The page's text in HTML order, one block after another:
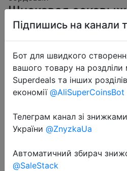
Шнековая
KT-1101-2,
4792
Перейти до
Підпишись на канали
Бот для швидкого
вашого товару на роздліли
Superdeals та інших
економії @AliSuperCoinsBot
Телеграм канал зі
України @ZnyzkaUa
Автоматичний збирач
@SaleStack